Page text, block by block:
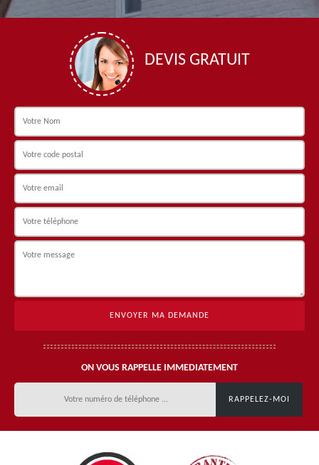
DEVIS GRATUIT
ON VOUS RAPPELLE IMMEDIATEMENT